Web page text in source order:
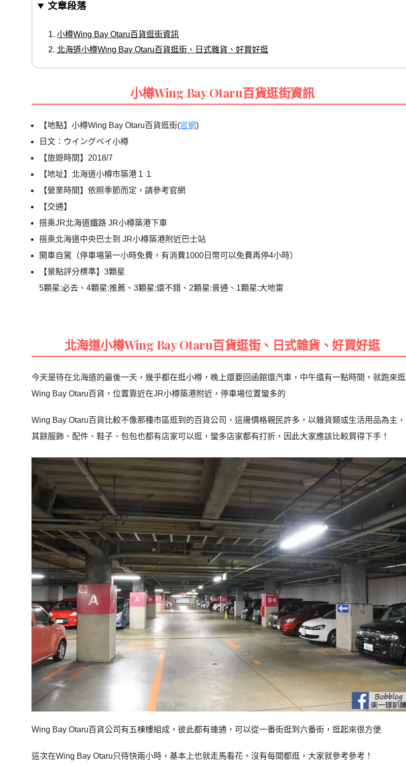
文章段落
小樽Wing Bay Otaru百貨逛街資訊
北海道小樽Wing Bay Otaru百貨逛街、日式雜貨、好買好逛
小樽Wing Bay Otaru百貨逛街資訊
【地點】小樽Wing Bay Otaru百貨逛街(官網)
日文：ウイングベイ小樽
【旅遊時間】2018/7
【地址】北海道小樽市築港１１
【營業時間】依照季節而定，請參考官網
【交通】
搭乘JR北海道鐵路 JR小樽築港下車
搭乘北海道中央巴士到 JR小樽築港附近巴士站
開車自駕（停車場第一小時免費，有消費1000日幣可以免費再停4小時）
【景點評分標準】3顆星
5顆星:必去、4顆星:推薦、3顆星:還不錯、2顆星:普通、1顆星:大地雷
北海道小樽Wing Bay Otaru百貨逛街、日式雜貨、好買好逛
今天是待在北海道的最後一天，幾乎都在逛小樽，晚上還要回函館還汽車，中午還有一點時間，就跑來逛
Wing Bay Otaru百貨，位置靠近在JR小樽築港附近，停車場位置蠻多的
Wing Bay Otaru百貨比較不像那種市區逛到的百貨公司，這邊價格親民許多，以雜貨類或生活用品為主，
其餘服飾、配件、鞋子、包包也都有店家可以逛，蠻多店家都有打折，因此大家應該比較買得下手！
Wing Bay Otaru百貨公司有五棟樓組成，彼此都有連通，可以從一番街逛到六番街，逛起來很方便
這次在Wing Bay Otaru只待快兩小時，基本上也就走馬看花，沒有每間都逛，大家就參考參考！